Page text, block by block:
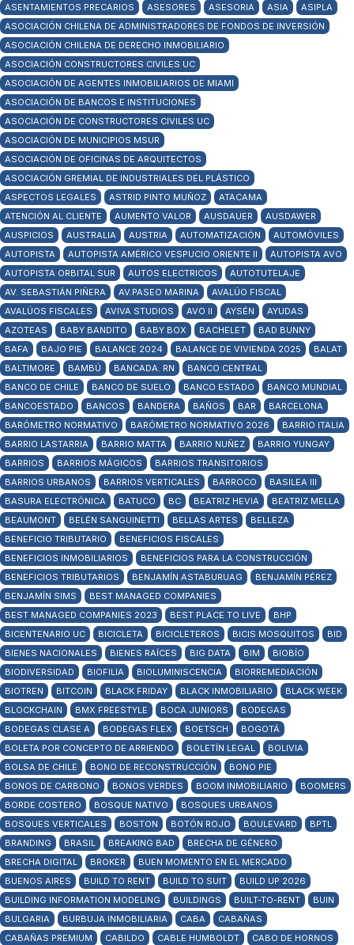
ASENTAMIENTOS PRECARIOS
ASESORES ASESORIA ASIA
ASIPLA
ASOCIACIÓN CHILENA DE ADMINISTRADORES DE FONDOS DE INVERSIÓN
ASOCIACIÓN CHILENA DE DERECHO INMOBILIARIO
ASOCIACIÓN CONSTRUCTORES CIVILES UC
ASOCIACIÓN DE AGENTES INMOBILIARIOS DE MIAMI
ASOCIACIÓN DE BANCOS E INSTITUCIONES
ASOCIACIÓN DE CONSTRUCTORES CIVILES UC
ASOCIACIÓN DE MUNICIPIOS MSUR
ASOCIACIÓN DE OFICINAS DE ARQUITECTOS
ASOCIACIÓN GREMIAL DE INDUSTRIALES DEL PLÁSTICO
ASPECTOS LEGALES
ASTRID PINTO MUÑOZ
ATACAMA
ATENCIÓN AL CLIENTE
AUMENTO VALOR AUSDAUER
AUSDAWER
AUSPICIOS
AUSTRALIA AUSTRIA AUTOMATIZACIÓN
AUTOMÓVILES
AUTOPISTA
AUTOPISTA AMÉRICO VESPUCIO ORIENTE II
AUTOPISTA AVO
AUTOPISTA ORBITAL SUR
AUTOS ELECTRICOS
AUTOTUTELAJE
AV. SEBASTIÁN PIÑERA
AV.PASEO MARINA
AVALÚO FISCAL
AVALÚOS FISCALES
AVIVA STUDIOS AVO II AYSÉN
AYUDAS
AZOTEAS
BABY BANDITO BABY BOX BACHELET
BAD BUNNY
BAFA
BAJO PIE BALANCE 2024 BALANCE DE VIVIENDA 2025
BALAT
BALTIMORE
BAMBÚ BANCADA. RN
BANCO CENTRAL
BANCO DE CHILE
BANCO DE SUELO BANCO ESTADO
BANCO MUNDIAL
BANCOESTADO
BANCOS BANDERA BAÑOS BAR
BARCELONA
BARÓMETRO NORMATIVO
BARÓMETRO NORMATIVO 2026
BARRIO ITALIA
BARRIO LASTARRIA
BARRIO MATTA BARRIO NUÑEZ
BARRIO YUNGAY
BARRIOS
BARRIOS MÁGICOS
BARRIOS TRANSITORIOS
BARRIOS URBANOS
BARRIOS VERTICALES BARROCO
BASILEA III
BASURA ELECTRÓNICA
BATUCO BC BEATRIZ HEVIA
BEATRIZ MELLA
BEAUMONT
BELÉN SANGUINETTI BELLAS ARTES
BELLEZA
BENEFICIO TRIBUTARIO
BENEFICIOS FISCALES
BENEFICIOS INMOBILIARIOS
BENEFICIOS PARA LA CONSTRUCCIÓN
BENEFICIOS TRIBUTARIOS
BENJAMÍN ASTABURUAG
BENJAMÍN PÉREZ
BENJAMÍN SIMS
BEST MANAGED COMPANIES
BEST MANAGED COMPANIES 2023
BEST PLACE TO LIVE
BHP
BICENTENARIO UC
BICICLETA BICICLETEROS BICIS MOSQUITOS
BID
BIENES NACIONALES
BIENES RAÍCES BIG DATA BIM
BIOBÍO
BIODIVERSIDAD
BIOFILIA BIOLUMINISCENCIA
BIORREMEDIACIÓN
BIOTREN
BITCOIN BLACK FRIDAY BLACK INMOBILIARIO
BLACK WEEK
BLOCKCHAIN
BMX FREESTYLE BOCA JUNIORS
BODEGAS
BODEGAS CLASE A
BODEGAS FLEX BOETSCH
BOGOTÁ
BOLETA POR CONCEPTO DE ARRIENDO
BOLETÍN LEGAL
BOLIVIA
BOLSA DE CHILE
BONO DE RECONSTRUCCIÓN
BONO PIE
BONOS DE CARBONO
BONOS VERDES BOOM INMOBILIARIO
BOOMERS
BORDE COSTERO
BOSQUE NATIVO
BOSQUES URBANOS
BOSQUES VERTICALES
BOSTON BOTÓN ROJO BOULEVARD
BPTL
BRANDING
BRASIL BREAKING BAD
BRECHA DE GÉNERO
BRECHA DIGITAL
BROKER
BUEN MOMENTO EN EL MERCADO
BUENOS AIRES
BUILD TO RENT BUILD TO SUIT
BUILD UP 2026
BUILDING INFORMATION MODELING
BUILDINGS BUILT-TO-RENT
BUIN
BULGARIA
BURBUJA INMOBILIARIA CABA
CABAÑAS
CABAÑAS PREMIUM
CABILDO CABLE HUMBOLDT CABO DE HORNOS